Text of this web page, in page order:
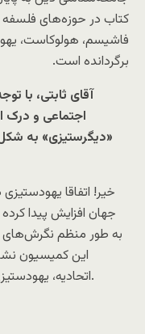
کتاب در حوزه‌های فلسفه
فاشیسم، هولوکاست،
برگردانده است.
آقای ثابتی، با
اجتماعی و درک
«دیگرستیزی» به
خیر! اتفاقا
جهان افزایش پیدا
به طور منظم نگرش‌های
اتحادیه، یهودستیزی به شکل چشمگیری افزایش یافته است.